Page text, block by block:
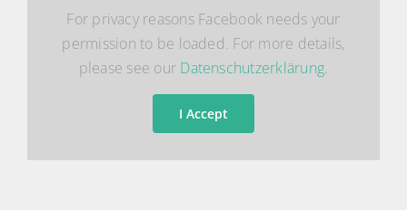
For privacy reasons Facebook needs your
permission to be loaded. For more details,
please see our Datenschutzerklärung.
I Accept